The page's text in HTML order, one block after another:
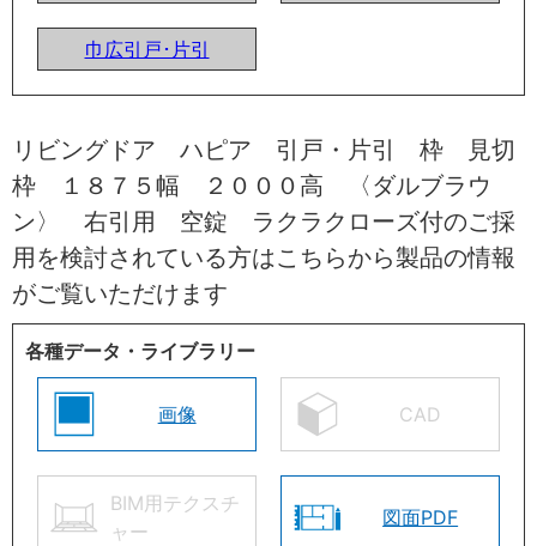
巾広引戸･片引
リビングドア ハピア 引戸・片引 枠 見切
枠 １８７５幅 ２０００高 〈ダルブラウ
ン〉 右引用 空錠 ラクラクローズ付のご採
用を検討されている方はこちらから製品の情報
がご覧いただけます
各種データ・ライブラリー
画像 CAD
BIM用テクスチ
ャー
図面PDF